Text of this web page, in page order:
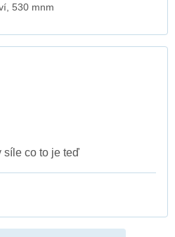
530 mnm
síle co to je teď